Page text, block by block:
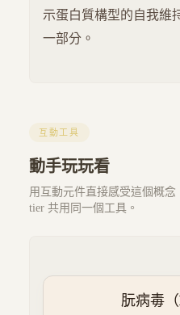
示蛋白質構型的自我維
一部分。
互動工具
動手玩玩看
用互動元件直接感受這個概
tier 共用同一個工具。
朊病毒